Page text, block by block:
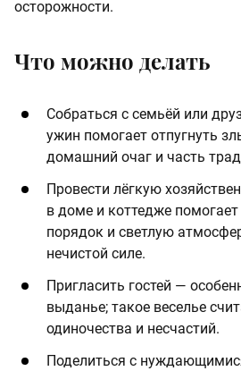
осторожности.
Что можно делать
Собраться с семьёй или
ужин помогает отпугнуть
домашний очаг и часть
Провести лёгкую
в доме и коттедже
порядок и светлую
нечистой силе.
Пригласить гостей —
выданье; такое веселье
одиночества и несчастий.
Поделиться с